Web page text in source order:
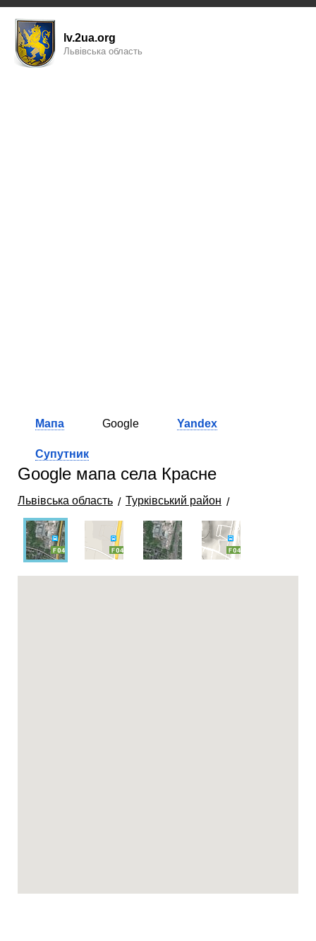
lv.2ua.org
Львівська область
Мапа Google Yandex
Супутник
Google мапа села Красне
Львівська область Турківський район